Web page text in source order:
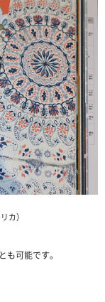
カ）
可能です。